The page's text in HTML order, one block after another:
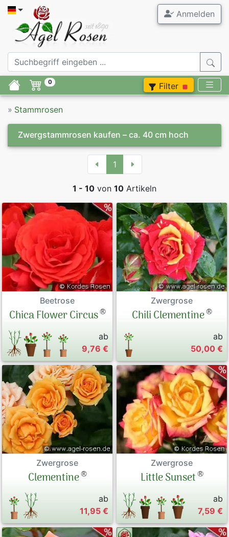
Anmelden
0 Filter
» Stammrosen
Zwergstammrosen kaufen – ca. 40 cm hoch
1
1 - 10 von 10 Artikeln
Beetrose
Chica Flower Circus®
ab
9,76 €
Zwergrose
Chili Clementine®
ab
50,00 €
Zwergrose
Clementine®
ab
11,95 €
Zwergrose
Little Sunset®
ab
7,59 €